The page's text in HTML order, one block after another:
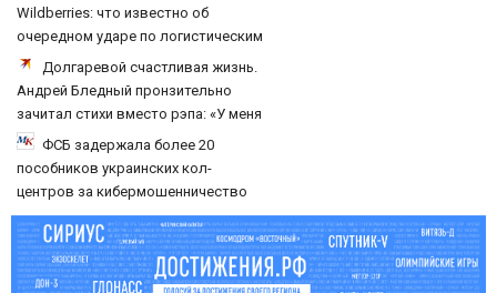
Wildberries: что известно об
очередном ударе по логистическим
центрам 07/08/2026 – Новости
Долгаревой счастливая жизнь.
Андрей Бледный пронзительно
зачитал стихи вместо рэпа: «У меня
на душе сто и один шов — это туше»
ФСБ задержала более 20
пособников украинских кол-
центров за кибермошенничество